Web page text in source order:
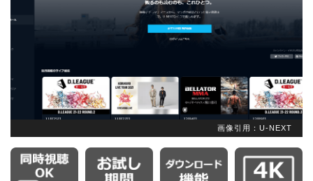
画像引用：U-NEXT